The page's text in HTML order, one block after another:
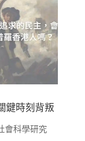
鍵時刻背叛
會科學研究